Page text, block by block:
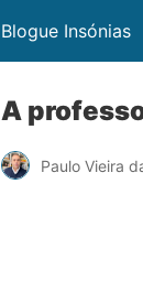
Blogue Insónias
A
Paulo Vieira